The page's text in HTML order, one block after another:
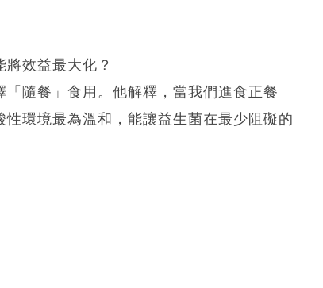
效益最大化？
隨餐」食用。他解釋，當我們進食正餐
環境最為溫和，能讓益生菌在最少阻礙的